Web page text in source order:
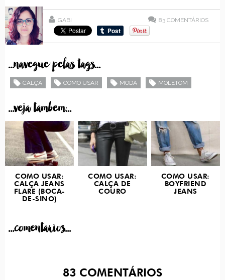
GABI 83 COMENTÁRIOS
...navegue pelas tags...
CALÇA COMO USAR MODA MOLETOM
...veja tambem...
COMO USAR:
CALÇA JEANS
FLARE (BOCA-
DE-SINO)
COMO USAR:
CALÇA DE
COURO
COMO USAR:
BOYFRIEND
JEANS
...comentarios...
83 COMENTÁRIOS